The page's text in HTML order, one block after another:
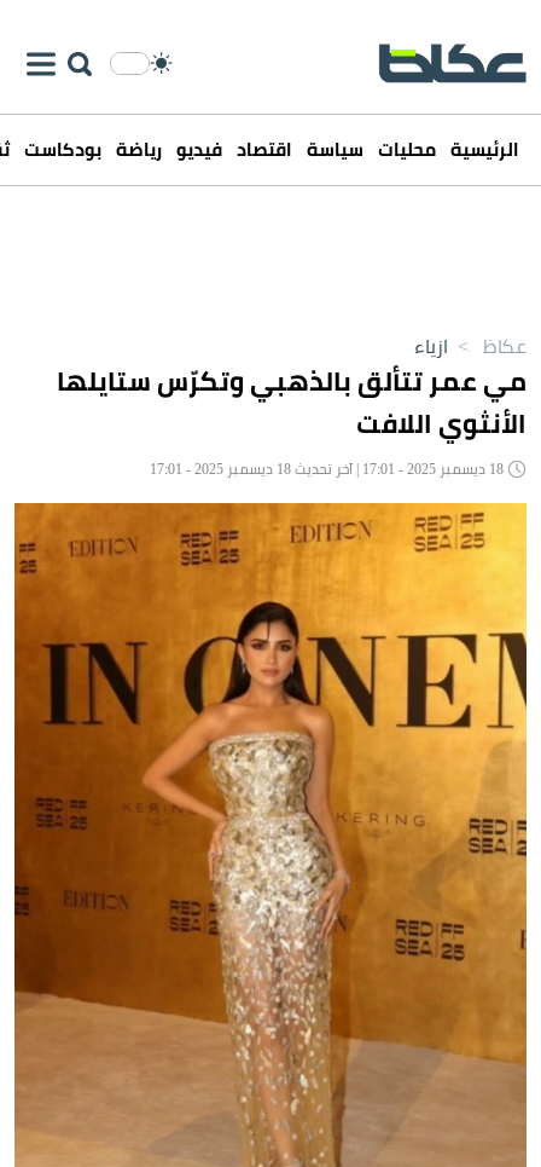
الرئيسية محليات سياسة اقتصاد فيديو رياضة بودكاست
عكاظ > ازياء
مي عمر تتألق بالذهبي وتكرّس ستايلها
الأنثوي اللافت